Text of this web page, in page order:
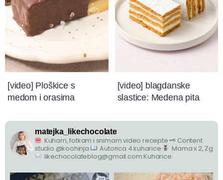
[video] Ploškice s
medom i orasima
[video] blagdanske
slastice: Medena pita
matejka_likechocolate
Kuham, fotkam i snimam video recepte🗝 Content
studio @koohinja
Autorica 4 kuharice
Mama x 2, Zg
likechocolateblog@gmail.com Kuharice: